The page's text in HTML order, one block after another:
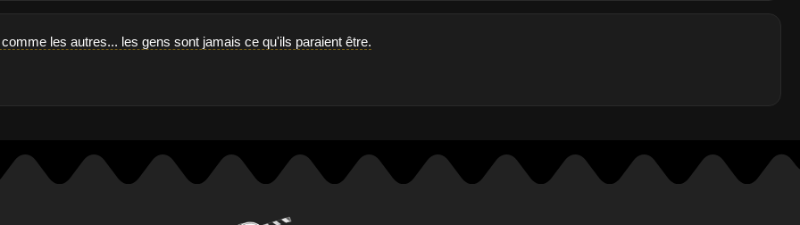
les autres... les gens sont jamais ce qu'ils paraient être.